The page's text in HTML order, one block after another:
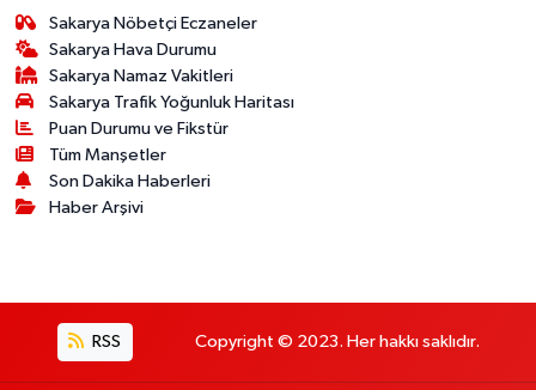
Sakarya Nöbetçi Eczaneler
Sakarya Hava Durumu
Sakarya Namaz Vakitleri
Sakarya Trafik Yoğunluk Haritası
Puan Durumu ve Fikstür
Tüm Manşetler
Son Dakika Haberleri
Haber Arşivi
RSS Copyright © 2023. Her hakkı saklıdır.